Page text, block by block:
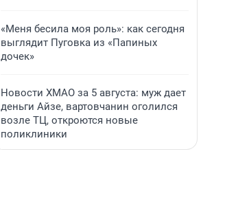
«Меня бесила моя роль»: как сегодня
выглядит Пуговка из «Папиных
дочек»
Новости ХМАО за 5 августа: муж дает
деньги Айзе, вартовчанин оголился
возле ТЦ, откроются новые
поликлиники